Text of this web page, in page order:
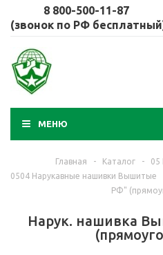
8 800-500-11-87
(звонок по РФ
МЕНЮ
Главная - Каталог - 05
0504 Нарукавные нашивки Вышитые
РФ"
Нарук. нашивка